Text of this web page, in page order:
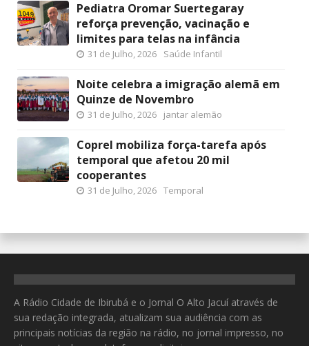
Pediatra Oromar Suertegaray
reforça prevenção, vacinação e
limites para telas na infância
31 de Julho, 2026 Saúde Infantil
Noite celebra a imigração alemã em
Quinze de Novembro
31 de Julho, 2026 jantar alemão
Coprel mobiliza força-tarefa após
temporal que afetou 20 mil
cooperantes
31 de Julho, 2026 Temporal
A Rádio Cidade de Ibirubá e o Jornal O Alto Jacuí através de
sua redação integrada, atualizam sua audiência com as
principais notícias da região na rádio, no jornal impresso, no